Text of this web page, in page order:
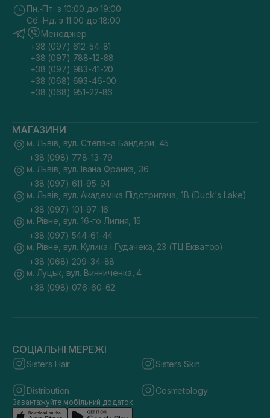
Пн.-Пт. з 10:00 до 19:00
Сб.-Нд. з 11:00 до 18:00
Менеджер
+38 (097) 612-54-81
+38 (097) 788-12-88
+38 (097) 983-41-20
+38 (068) 693-46-00
+38 (068) 951-22-86
МАГАЗИНИ
м. Львів, вул. Степана Бандери, 45
+38 (098) 778-13-79
м. Львів, вул. Івана Франка, 36
+38 (097) 611-95-94
м. Львів, вул. Академіка Підстригача, 1В (Duck's Lake)
+38 (097) 101-97-16
м. Рівне, вул. 16-го Липня, 15
+38 (097) 544-61-44
м. Рівне, вул. Кулика і Гудачека, 23 (ТЦ Екватор)
+38 (068) 209-34-88
м. Луцьк, вул. Винниченка, 4
+38 (098) 076-60-62
СОЦІАЛЬНІ МЕРЕЖІ
Sisters Hair Sisters Skin
Distribution Cosmetology
Завантажуйте мобільний додаток